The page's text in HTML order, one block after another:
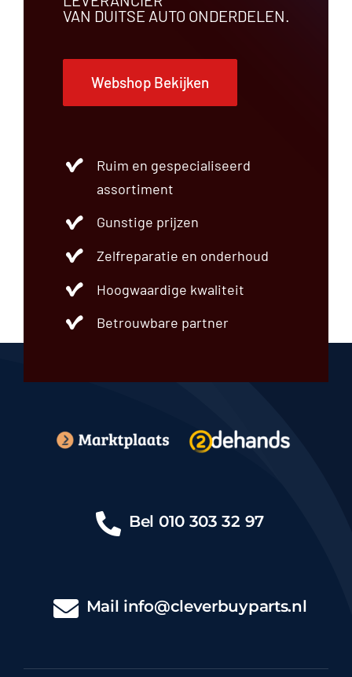
VAN DUITSE AUTO ONDERDELEN.
Webshop Bekijken
Ruim en gespecialiseerd
assortiment
Gunstige prijzen
Zelfreparatie en onderhoud
Hoogwaardige kwaliteit
Betrouwbare partner
Bel 010 303 32 97
Mail info@cleverbuyparts.nl